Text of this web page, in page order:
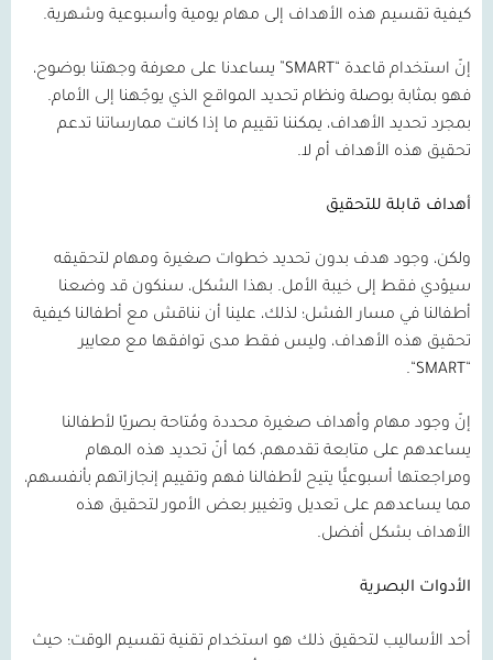
كيفية تقسيم هذه الأهداف إلى مهام يومية وأسبوعية وشهرية.
إنّ استخدام قاعدة
يساعدنا على معرفة وجهتنا بوضوح،
فهو بمثابة بوصلة ونظام تحديد المواقع الذي يوجّهنا إلى الأمام.
بمجرد تحديد الأهداف، يمكننا تقييم ما إذا كانت ممارساتنا تدعم
تحقيق هذه الأهداف أم لا.
أهداف قابلة للتحقيق
ولكن، وجود هدف بدون تحديد خطوات صغيرة ومهام لتحقيقه
سيؤدي فقط إلى خيبة الأمل. بهذا الشكل، سنكون قد وضعنا
أطفالنا في مسار الفشل؛ لذلك، علينا أن نناقش مع أطفالنا كيفية
تحقيق هذه الأهداف، وليس فقط مدى توافقها مع معايير
SMART
.
إنّ وجود مهام وأهداف صغيرة محددة ومُتاحة بصريًا لأطفالنا
يساعدهم على متابعة تقدمهم، كما أنّ تحديد هذه المهام
ومراجعتها أسبوعيًّا يتيح لأطفالنا فهم وتقييم إنجازاتهم بأنفسهم،
مما يساعدهم على تعديل وتغيير بعض الأمور لتحقيق هذه
الأهداف بشكل أفضل.
الأدوات البصرية
أحد الأساليب لتحقيق ذلك هو استخدام تقنية تقسيم الوقت؛ حيث